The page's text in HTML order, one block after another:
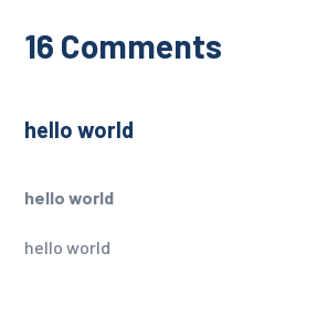
16 Comments
hello world
hello world
hello world